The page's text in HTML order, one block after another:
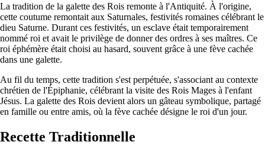
La tradition de la galette des Rois remonte à l'Antiquité. À l'origine,
cette coutume remontait aux Saturnales, festivités romaines célébrant le
dieu Saturne. Durant ces festivités, un esclave était temporairement
nommé roi et avait le privilège de donner des ordres à ses maîtres. Ce
roi éphémère était choisi au hasard, souvent grâce à une fève cachée
dans une galette.
Au fil du temps, cette tradition s'est perpétuée, s'associant au contexte
chrétien de l'Épiphanie, célébrant la visite des Rois Mages à l'enfant
Jésus. La galette des Rois devient alors un gâteau symbolique, partagé
en famille ou entre amis, où la fève cachée désigne le roi d'un jour.
Recette Traditionnelle